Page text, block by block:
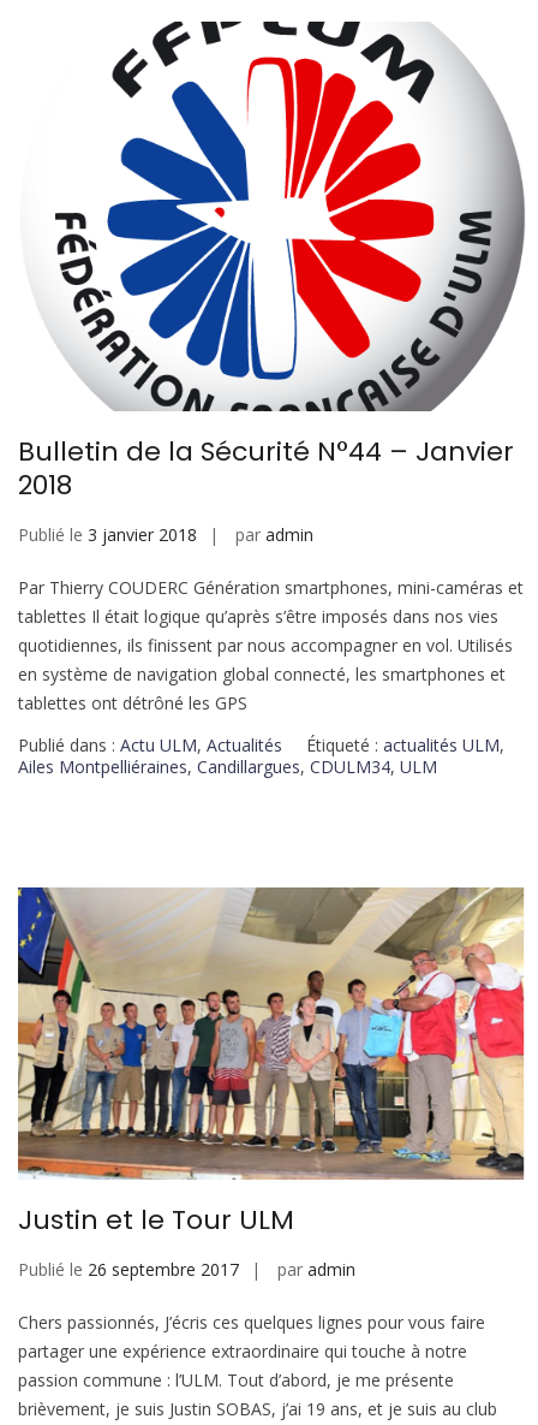
Bulletin de la Sécurité N°44 – Janvier
2018
Publié le 3 janvier 2018 par admin
Par Thierry COUDERC Génération smartphones, mini-caméras et
tablettes Il était logique qu’après s’être imposés dans nos vies
quotidiennes, ils finissent par nous accompagner en vol. Utilisés
en système de navigation global connecté, les smartphones et
tablettes ont détrôné les GPS
Publié dans : Actu ULM, Actualités Étiqueté : actualités ULM,
Ailes Montpelliéraines, Candillargues, CDULM34, ULM
Justin et le Tour ULM
Publié le 26 septembre 2017 par admin
Chers passionnés, J’écris ces quelques lignes pour vous faire
partager une expérience extraordinaire qui touche à notre
passion commune : l’ULM. Tout d’abord, je me présente
brièvement, je suis Justin SOBAS, j’ai 19 ans, et je suis au club